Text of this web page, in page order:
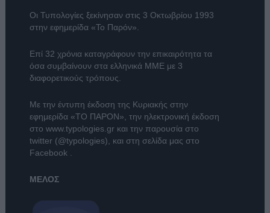
Οι Τυπολογίες ξεκίνησαν στις 3 Οκτωβρίου 1993
στην εφημερίδα «Το Παρόν».
Επί 32 χρόνια καταγράφουν την επικαιρότητα τα
όσα συμβαίνουν στα ελληνικά ΜΜΕ με 3
διαφορετικούς τρόπους.
Με την έντυπη έκδοση της Κυριακής στην
εφημερίδα «ΤΟ ΠΑΡΟΝ» , την ηλεκτρονική έκδοση
στο www.typologies.grκαι την παρουσία στο
twitter (@typologies) , και στη σελίδα μας στο
Facebook
ΜΕΛΟΣ